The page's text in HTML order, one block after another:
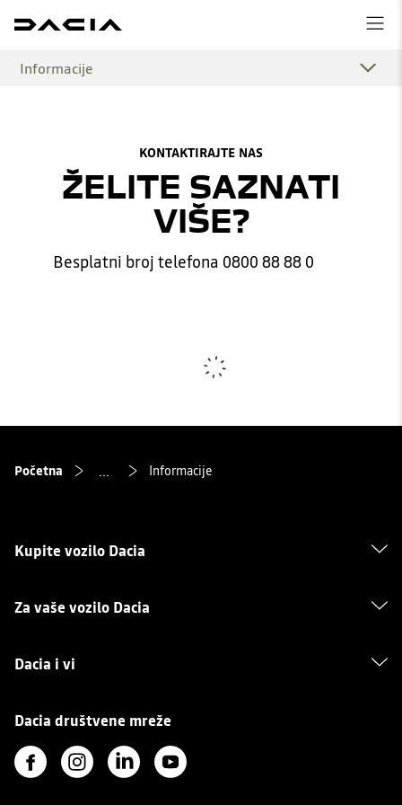
Informacije
KONTAKTIRAJTE NAS
ŽELITE SAZNATI
VIŠE?
Besplatni broj telefona 0800 88 88 0